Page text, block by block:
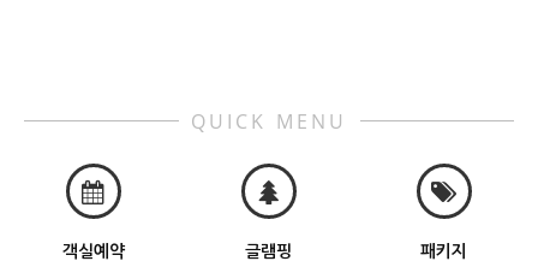
QUICK MENU
객실예약 글램핑 패키지